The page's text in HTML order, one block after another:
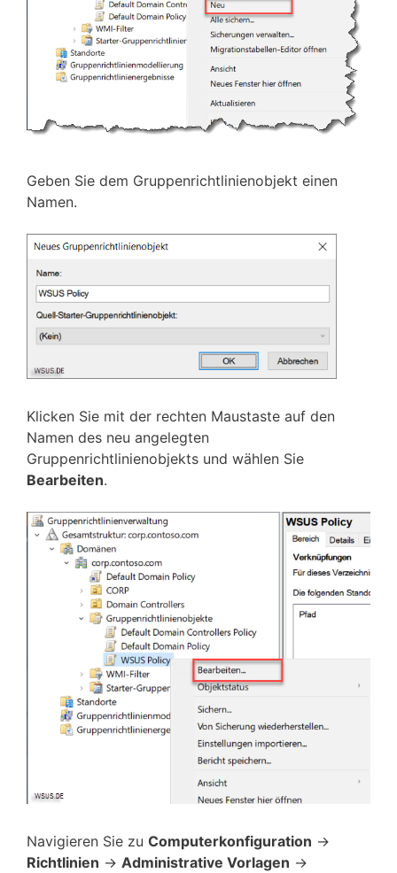
Geben Sie dem Gruppenrichtlinienobjekt einen
Namen.
Klicken Sie mit der rechten Maustaste auf den
Namen des neu angelegten
Gruppenrichtlinienobjekts und wählen Sie
Bearbeiten.
Navigieren Sie zu Computerkonfiguration ->
Richtlinien -> Administrative Vorlagen ->